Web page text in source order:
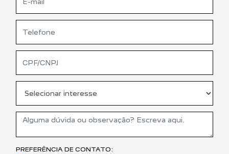
PREFERÊNCIA DE CONTATO: